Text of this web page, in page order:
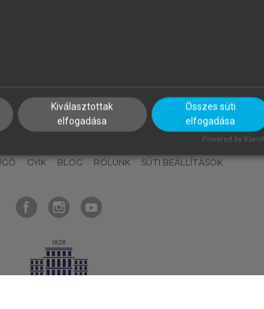
MI – ÁLTALÁNOS IRÁNYELVEK
GYIK BLOG RÓLUNK SÜTI BEÁLLÍTÁSOK
Kiválasztottak
elfogadása
Összes süti
elfogadása
Powered by Klaro!